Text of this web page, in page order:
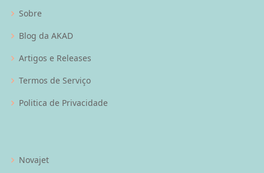
Sobre
Blog da AKAD
Artigos e Releases
Termos de Serviço
Politica de Privacidade
Novajet